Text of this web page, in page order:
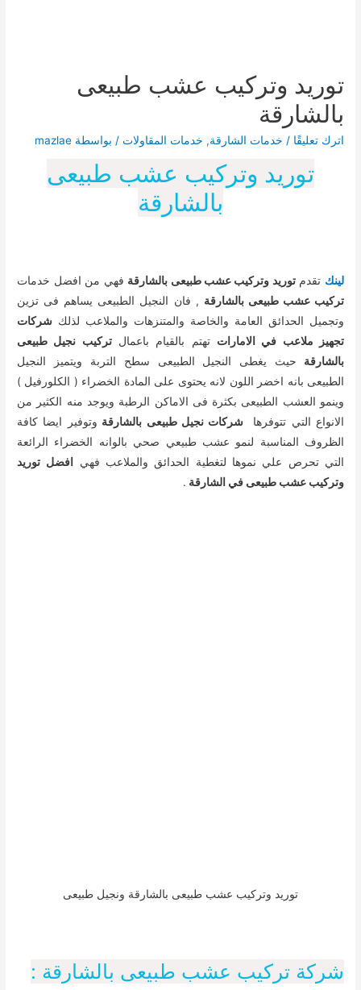
توريد وتركيب عشب طبيعى
بالشارقة
اترك تعليقًا / خدمات الشارقة, خدمات المقاولات / بواسطة mazlae
توريد وتركيب عشب طبيعى
بالشارقة
لينك تقدمتوريد وتركيب عشب طبيعى بالشارقة فهي من افضل خدمات
تركيب عشب طبيعى بالشارقة , فان النجيل الطبيعى يساهم فى تزين
وتجميل الحدائق العامة والخاصة والمتنزهات والملاعب لذلك شركات
تجهيز ملاعب في الامارات تهتم بالقيام باعمالتركيب نجيل طبيعى
بالشارقة حيث يغطى النجيل الطبيعى سطح التربة ويتميز النجيل
الطبيعى بانه اخضر اللون لانه يحتوى على المادة الخضراء ( الكلورفيل )
وينمو العشب الطبيعى بكثرة فى الاماكن الرطبة ويوجد منه الكثير من
الانواع التي تتوفرها
شركات نجيل طبيعى بالشارقة وتوفير ايضا كافة
الظروف المناسبة لنمو عشب طبيعي صحي بالوانه الخضراء الرائعة
التي تحرص علي نموها لتغطية الحدائق والملاعب فهي
افضل توريد
وتركيب عشب طبيعى في الشارقة .
توريد وتركيب عشب طبيعى بالشارقة ونجيل طبيعى
شركة تركيب عشب طبيعى بالشارقة :